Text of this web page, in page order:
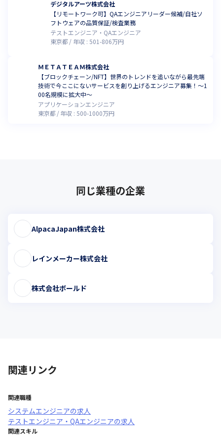
デジタルアーツ株式会社
【リモートワーク可】QAエンジニアリーダー候補/自社ソ
フトウェアの品質保証/検査業務
テストエンジニア・QAエンジニア
東京都
年収 : 501-806万円
ＭＥＴＡＴＥＡＭ株式会社
【ブロックチェーン/NFT】世界のトレンドを追いながら最先端
技術で今ここにないサービスを創り上げるエンジニア募集！～1
00名規模に拡大中～
アプリケーションエンジニア
東京都
年収 :500-1000万円
同じ業種の企業
AlpacaJapan株式会社
レインメーカー株式会社
株式会社ボールド
関連リンク
関連職種
システムエンジニアの求人
テストエンジニア・QAエンジニアの求人
関連スキル